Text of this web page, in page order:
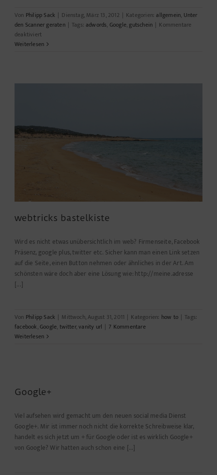
Von Philipp Sack | Dienstag, März 13, 2012 | Kategorien:allgemein, Unter
den Scanner geraten | Tags:adwords, Google,gutschein | Kommentare
deaktiviertfür
Google
Weiterlesen
webtricks bastelkiste
Wird es nicht etwas unübersichtlich im web? Firmenseite, Facebook
Präsenz, google plus, twitter etc. Sicher kann man einen Link setzen
auf die Seite, einen Button nehmen oder ähnliches in der Art. Am
schönsten wäre doch aber eine Lösung wie: http://meine.adresse
[...]
Von Philipp Sack | Mittwoch, August 31, 2011 | Kategorien: how to | Tags:
facebook,Google, twitter,vanity url | 7 Kommentare
Weiterlesen
Google+
Viel aufsehen wird gemacht um den neuen social media Dienst
Google+. Mir ist immer noch nicht die korrekte Schreibweise klar,
handelt es sich jetzt um + für Google oder ist es wirklich Google+
von Google? Wir hatten auch schon eine [...]